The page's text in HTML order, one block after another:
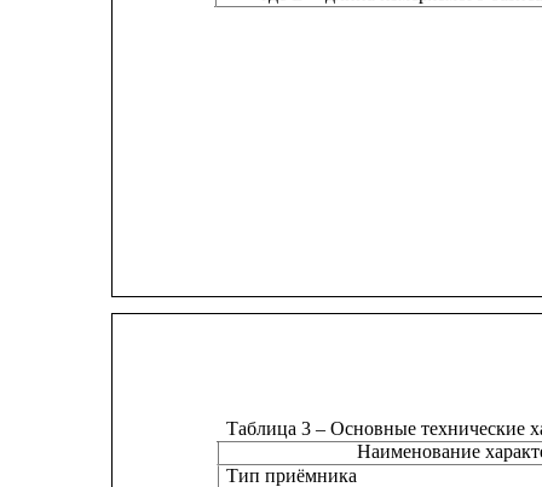
Таблица 3 – Основные технические
Наименование
Тип приёмника